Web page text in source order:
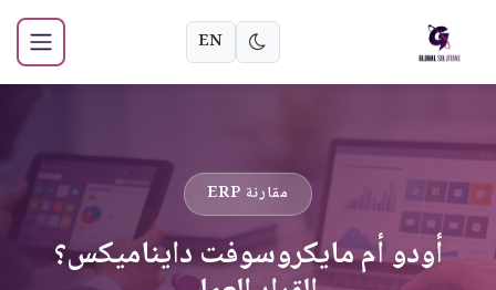
EN
مقارنة ERP
أودو أم مايكروسوفت دايناميكس؟